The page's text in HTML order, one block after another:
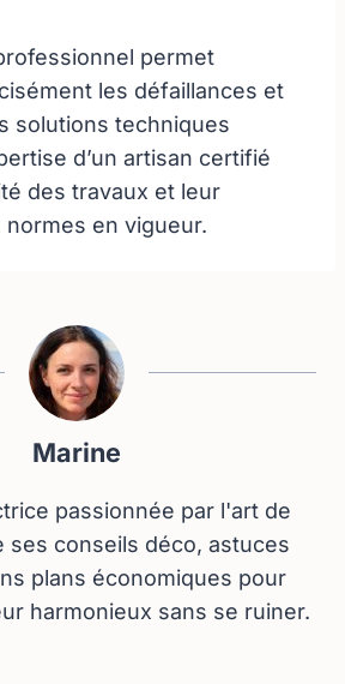
permet
les défaillances et
solutions techniques
d’un artisan certifié
des travaux et leur
en vigueur.
Marine
passionnée par l'art de
ses conseils déco, astuces
plans économiques pour
harmonieux sans se ruiner.